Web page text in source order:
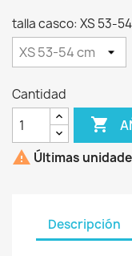
talla casco: XS 53-
Cantidad

 Últimas
Descripción